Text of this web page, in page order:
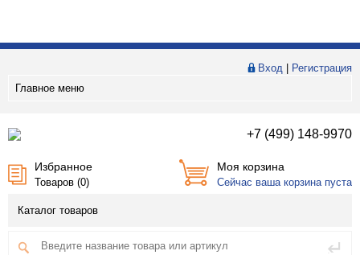
Вход
Регистрация
Главное меню
+7 (499) 148-9970
Избранное
Товаров (0)
Моя корзина
Сейчас ваша корзина пуста
Каталог товаров